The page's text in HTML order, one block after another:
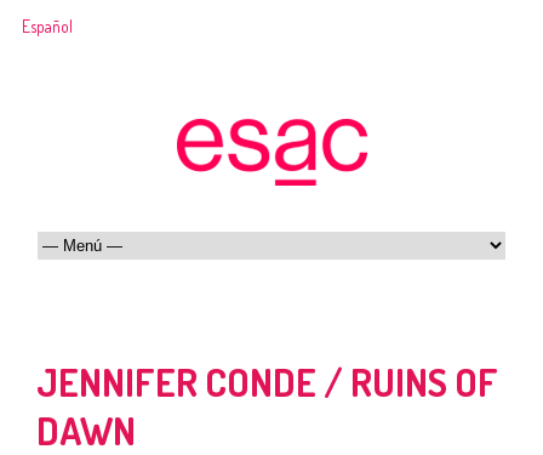
Español
JENNIFER CONDE / RUINS OF
DAWN